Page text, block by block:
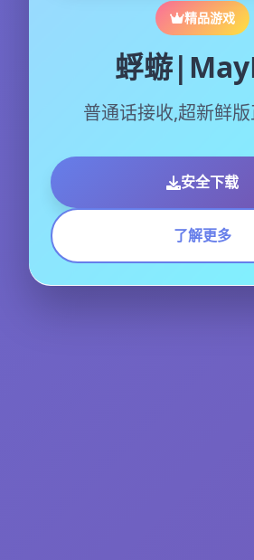
精品游戏
蜉蝣
普通话接收,超新鲜
安全下载
了解更多